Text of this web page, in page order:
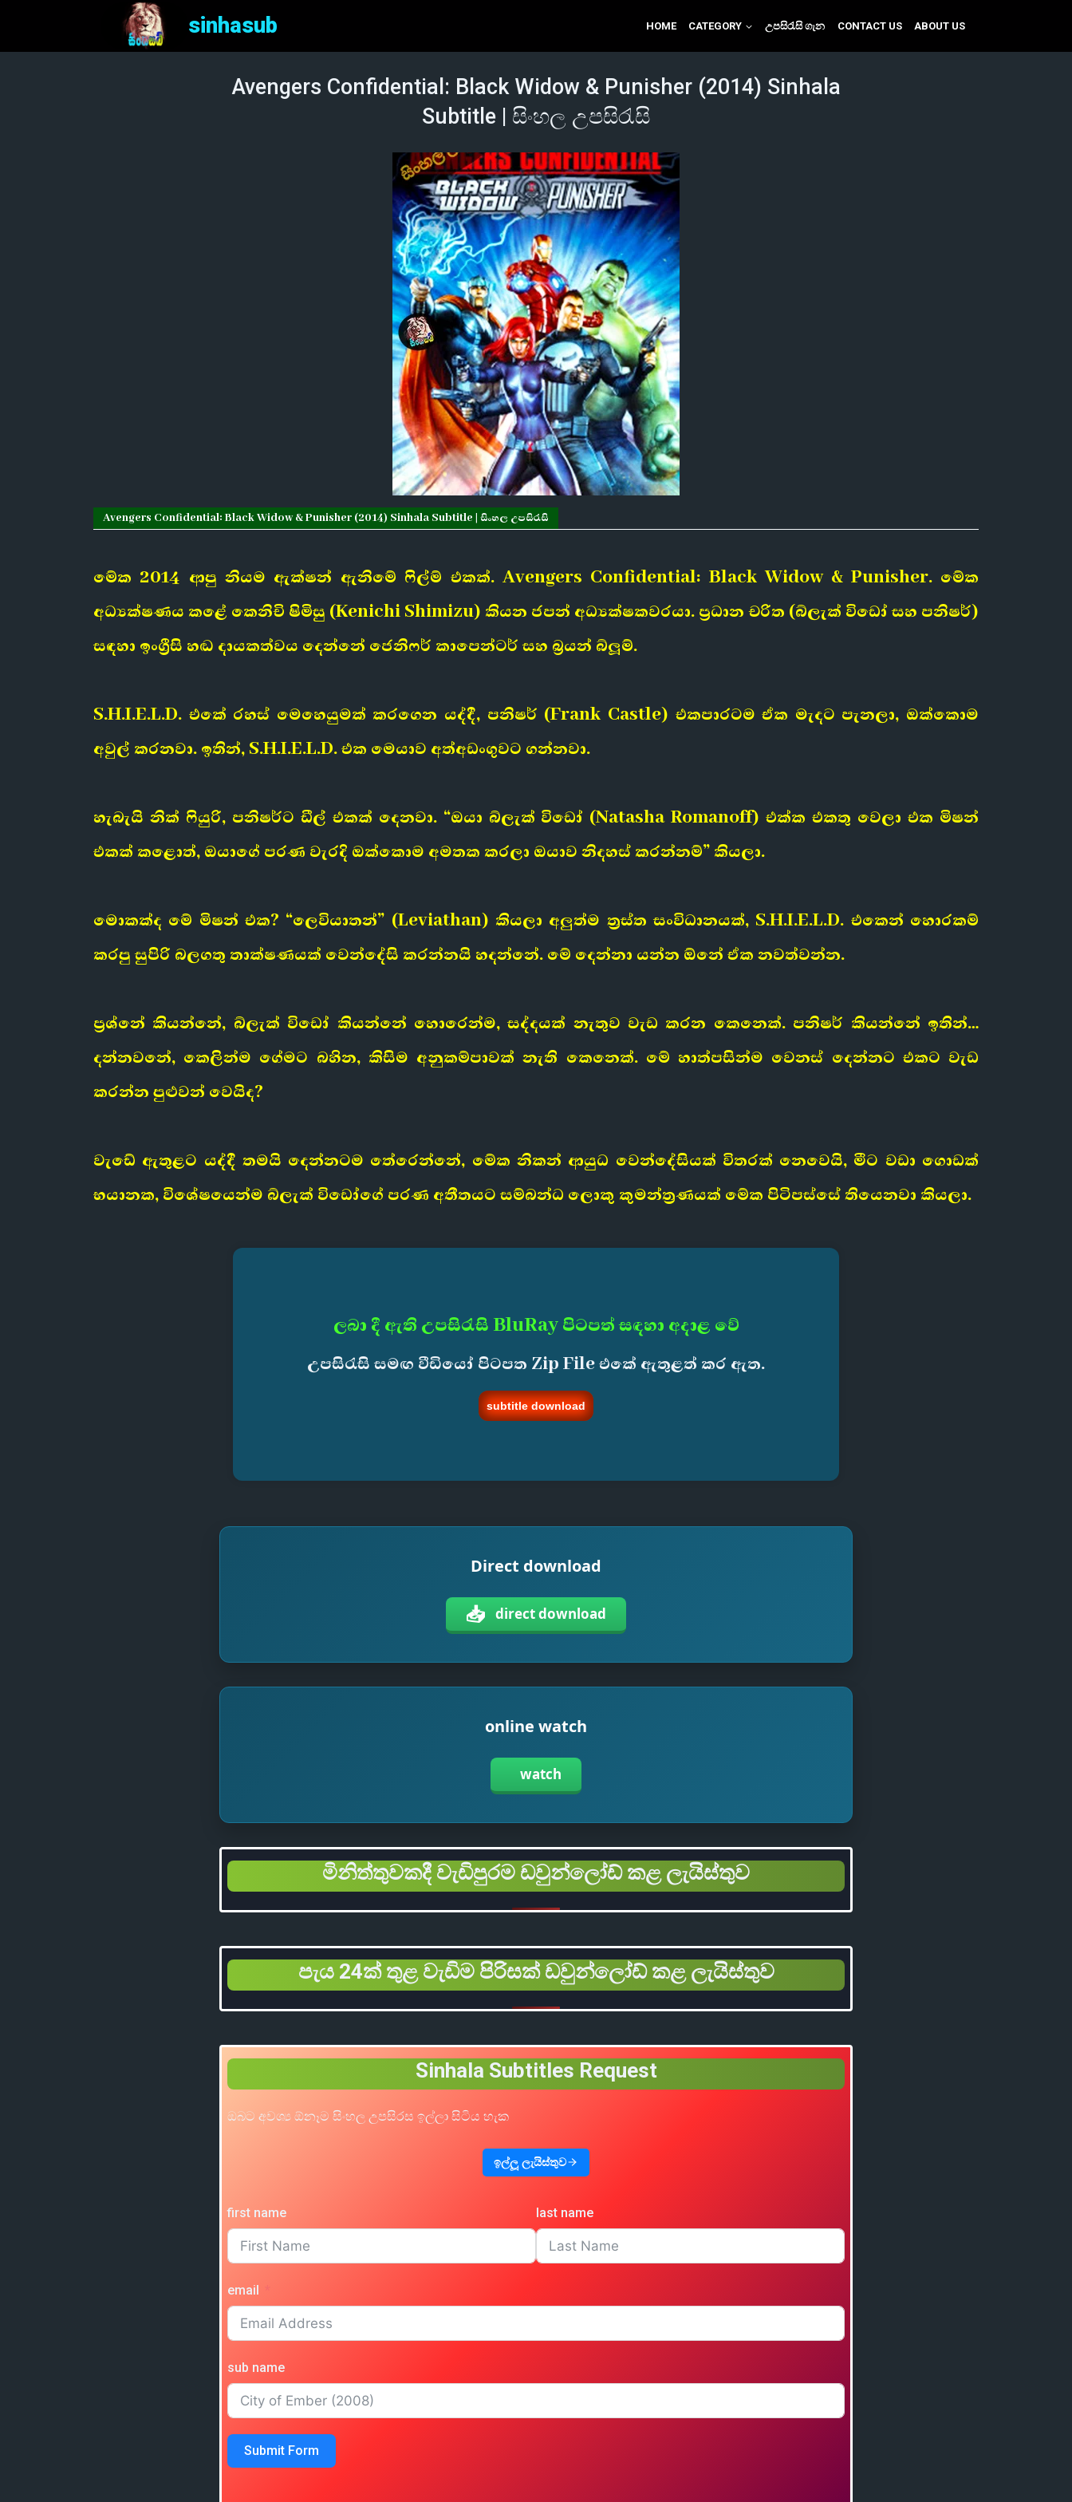
sinhasub HOME CATEGORY උපසිරැසි ගැන CONTACT US ABOUT US
Avengers Confidential: Black Widow & Punisher (2014) Sinhala
Subtitle | සිංහල උපසිරැසි
Avengers Confidential: Black Widow & Punisher (2014) Sinhala Subtitle | සිංහල උපසිරැසි
මේක 2014 ආපු නියම ඇක්ෂන් ඇනිමේ ෆිල්ම් එකක්. Avengers Confidential: Black Widow & Punisher. මේක
අධ්‍යක්ෂණය කළේ කෙනිචි ෂිමිසු (Kenichi Shimizu) කියන ජපන් අධ්‍යක්ෂකවරයා. ප්‍රධාන චරිත (බ්ලැක් විඩෝ සහ පනිෂර්)
සඳහා ඉංග්‍රීසි හඬ දායකත්වය දෙන්නේ ජෙනිෆර් කාපෙන්ටර් සහ බ්‍රයන් බ්ලූම්.
S.H.I.E.L.D. එකේ රහස් මෙහෙයුමක් කරගෙන යද්දී, පනිෂර් (Frank Castle) එකපාරටම ඒක මැදට පැනලා, ඔක්කොම
අවුල් කරනවා. ඉතින්, S.H.I.E.L.D. එක මෙයාව අත්අඩංගුවට ගන්නවා.
හැබැයි නික් ෆියුරි, පනිෂර්ට ඩීල් එකක් දෙනවා. “ඔයා බ්ලැක් විඩෝ (Natasha Romanoff) එක්ක එකතු වෙලා එක මිෂන්
එකක් කළොත්, ඔයාගේ පරණ වැරදි ඔක්කොම අමතක කරලා ඔයාව නිදහස් කරන්නම්” කියලා.
මොකක්ද මේ මිෂන් එක? “ලෙවියාතන්” (Leviathan) කියලා අලුත්ම ත්‍රස්ත සංවිධානයක්, S.H.I.E.L.D. එකෙන් හොරකම්
කරපු සුපිරි බලගතු තාක්ෂණයක් වෙන්දේසි කරන්නයි හදන්නේ. මේ දෙන්නා යන්න ඕනේ ඒක නවත්වන්න.
ප්‍රශ්නේ කියන්නේ, බ්ලැක් විඩෝ කියන්නේ හොරෙන්ම, සද්දයක් නැතුව වැඩ කරන කෙනෙක්. පනිෂර් කියන්නේ ඉතින්…
දන්නවනේ, කෙලින්ම ගේමට බහින, කිසිම අනුකම්පාවක් නැති කෙනෙක්. මේ හාත්පසින්ම වෙනස් දෙන්නට එකට වැඩ
කරන්න පුළුවන් වෙයිද?
වැඩේ ඇතුළට යද්දී තමයි දෙන්නටම තේරෙන්නේ, මේක නිකන් ආයුධ වෙන්දේසියක් විතරක් නෙවෙයි, මීට වඩා ගොඩක්
භයානක, විශේෂයෙන්ම බ්ලැක් විඩෝගේ පරණ අතීතයට සම්බන්ධ ලොකු කුමන්ත්‍රණයක් මේක පිටිපස්සේ තියෙනවා කියලා.
ලබා දී ඇති උපසිරැසි BluRay පිටපත් සඳහා අදාළ වේ
උපසිරැසි සමඟ වීඩියෝ පිටපත Zip File එකේ ඇතුළත් කර ඇත.
subtitle download
Direct download
📥 direct download
online watch
watch
මිනිත්තුවකදී වැඩිපුරම ඩවුන්ලෝඩ් කළ ලැයිස්තුව
පැය 24ක් තුළ වැඩිම පිරිසක් ඩවුන්ලෝඩ් කළ ලැයිස්තුව
Sinhala Subtitles Request
ඔබට අවශ්‍ය ඕනෑම සිංහල උපසිරස ඉල්ලා සිටිය හැක
ඉල්ලූ ලැයිස්තුව
first name last name
email
sub name
Submit Form